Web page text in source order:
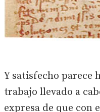
Y satisfecho parece
trabajo llevado a
expresa de que con